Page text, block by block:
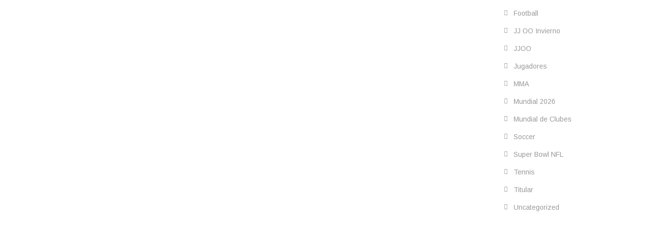
Football
JJ OO Invierno
JJOO
Jugadores
MMA
Mundial 2026
Mundial de Clubes
Soccer
Super Bowl NFL
Tennis
Titular
Uncategorized